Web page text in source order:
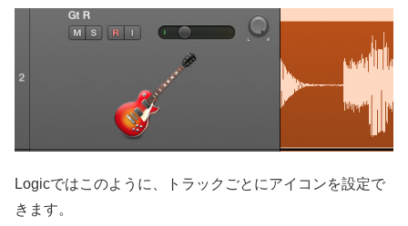
Logicではこのように、トラックごとにアイコンを設定で
きます。